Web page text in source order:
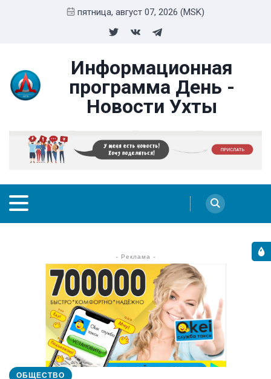
пятница, август 07, 2026 (MSK)
Информационная
программа День -
Новости Ухты
- Реклама -
ОБЩЕСТВО